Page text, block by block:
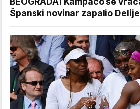
Španski novinar zapalio